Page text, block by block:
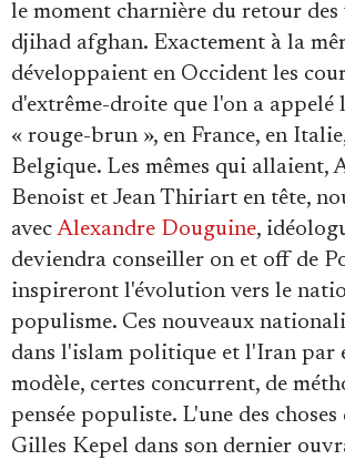
le moment charnière du retour des
djihad afghan. Exactement à la
développaient en Occident les
d'extrême-droite que l'on a appelé
« rouge-brun », en France, en
Belgique. Les mêmes qui allaient,
Benoist et Jean Thiriart en tête,
avec Alexandre Douguine,
deviendra conseiller on et off de
inspireront l'évolution vers le
populisme. Ces nouveaux
dans l'islam politique et l'Iran par
modèle, certes concurrent, de
pensée populiste. L'une des
Gilles Kepel dans son dernier